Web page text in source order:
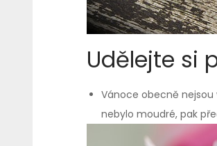
Udělejte si
Vánoce obecně
nebylo moudré, pak